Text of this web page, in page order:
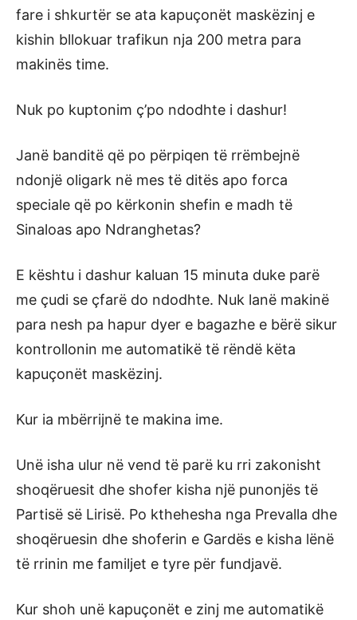
fare i shkurtër se ata kapuçonët maskëzinj e
kishin bllokuar trafikun nja 200 metra para
makinës time.
Nuk po kuptonim ç’po ndodhte i dashur!
Janë banditë që po përpiqen të rrëmbejnë
ndonjë oligark në mes të ditës apo forca
speciale që po kërkonin shefin e madh të
Sinaloas apo Ndranghetas?
E kështu i dashur kaluan 15 minuta duke parë
me çudi se çfarë do ndodhte. Nuk lanë makinë
para nesh pa hapur dyer e bagazhe e bërë sikur
kontrollonin me automatikë të rëndë këta
kapuçonët maskëzinj.
Kur ia mbërrijnë te makina ime.
Unë isha ulur në vend të parë ku rri zakonisht
shoqëruesit dhe shofer kisha një punonjës të
Partisë së Lirisë. Po kthehesha nga Prevalla dhe
shoqëruesin dhe shoferin e Gardës e kisha lënë
të rrinin me familjet e tyre për fundjavë.
Kur shoh unë kapuçonët e zinj me automatikë